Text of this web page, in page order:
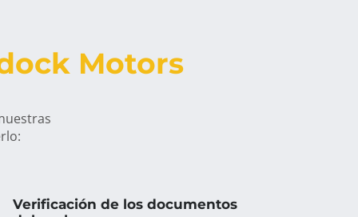
Motors
Verificación de los documentos